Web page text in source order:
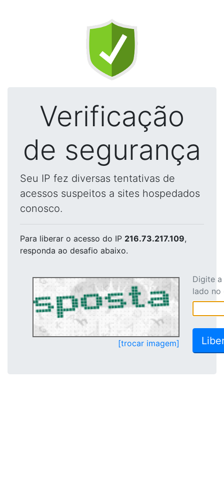
Verificação
de segurança
Seu IP fez diversas tentativas de
acessos suspeitos a sites hospedados
conosco.
Para liberar o acesso do IP 216.73.217.109,
responda ao desafio abaixo.
[trocar imagem]
Digite
lado no